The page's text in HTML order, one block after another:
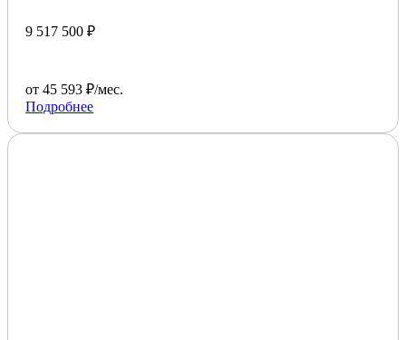
9 517 500 ₽
от 45 593 ₽/мес.
Подробнее